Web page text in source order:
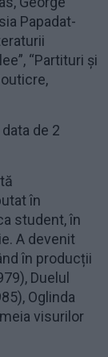
Papadat-
“Partituri și
de 2
în
student, în
A devenit
în producții
Duelul
Oglinda
visurilor